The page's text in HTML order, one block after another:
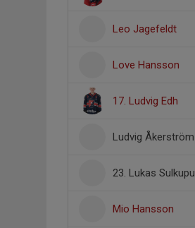
Leo Jagefeldt
Love Hansson
17. Ludvig Edh
Ludvig Åkerström
23. Lukas
Mio Hansson